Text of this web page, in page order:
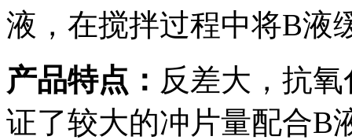
液，在搅拌过程中将B液
产品特点： 反差大，抗
证了较大的冲片量配合B